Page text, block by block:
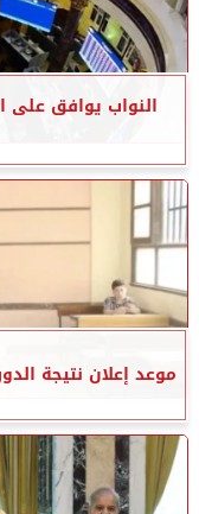
النواب يوافق على
موعد إعلان نتيجة